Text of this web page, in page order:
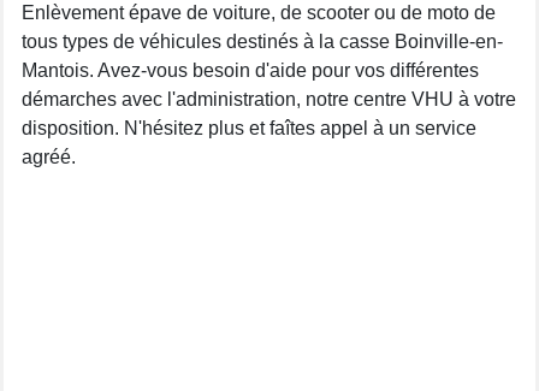
Enlèvement épave de voiture, de scooter ou de moto de
tous types de véhicules destinés à la casse Boinville-en-
Mantois. Avez-vous besoin d'aide pour vos différentes
démarches avec l'administration, notre centre VHU à votre
disposition. N'hésitez plus et faîtes appel à un service
agréé.